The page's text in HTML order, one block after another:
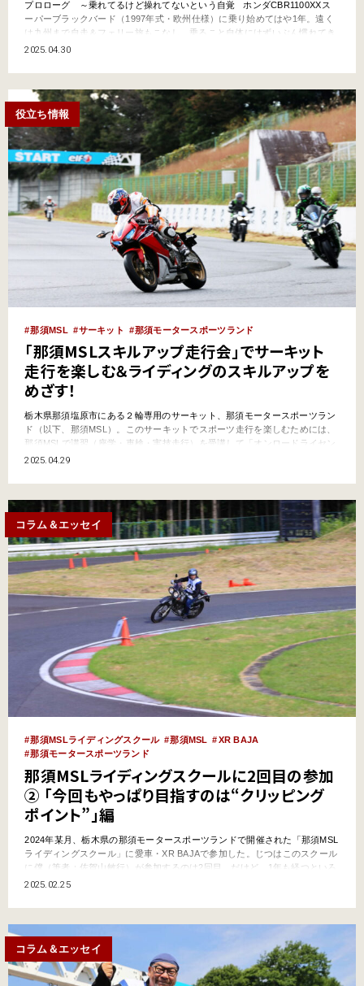
プロローグ ～乗れてるけど操れてないという自覚 ホンダCBR1100XXス
ーパーブラックバード（1997年式・欧州仕様）に乗り始めてはや1年。遠く
は九州まで自走＆フェリー旅もこなし、乗ること自体にはずいぶん慣れてき
ました。しかし、操るという意味では正直さっぱりでして、一度サーキット
ースポーツランドで始まる…
2025.04.30
役立ち情報
那須MSL サーキット 那須モータースポーツランド
「那須MSLスキルアップ走行会」でサーキット
走行を楽しむ＆ライディングのスキルアップを
めざす！
栃木県那須塩原市にある２輪専用のサーキット、那須モータースポーツラン
ド（以下、那須MSL）。このサーキットでスポーツ走行を楽しむためには、
那須MSLで講習（座学・車検・実技走行）を受講して「オンロードライセン
ス」を取得する必要がある。そのうえで後日、サーキット走行の予約申し込
らはもっと手軽で安価にサーキット走行を楽しめるプロ…
2025.04.29
コラム＆エッセイ
那須MSLライディングスクール 那須MSL
XR BAJA
那須モータースポーツランド
那須MSLライディングスクールに2回目の参加
② 「今回もやっぱり目指すのは“クリッピング
ポイント”」編
2024年某月、栃木県の那須モータースポーツランドで開催された「那須MSL
ライディングスクール」に愛車・XR BAJAで参加した。じつはこのスクール
に僕（筆者：佐賀山敏行）が参加するのは2回目。だけど、1年も経つといろ
いろと忘れていることが多く……大いに勉強になるのだった。 前回の記事
れるね」編』はコチラ 意外とできない「…
2025.02.25
コラム＆エッセイ